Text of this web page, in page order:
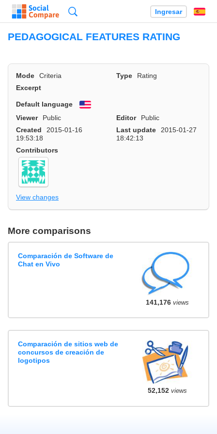
Ingresar
PEDAGOGICAL FEATURES RATING
Mode Criteria Type
Rating
Excerpt
Default language
English
Viewer
Public Editor
Public
Created
2015-01-16
19:53:18
Last update
2015-01-27
18:42:13
Contributors
View changes
More comparisons
Comparación de Software de
Chat en Vivo
141,176views
Comparación de sitios web de
concursos de creación de
logotipos
52,152views